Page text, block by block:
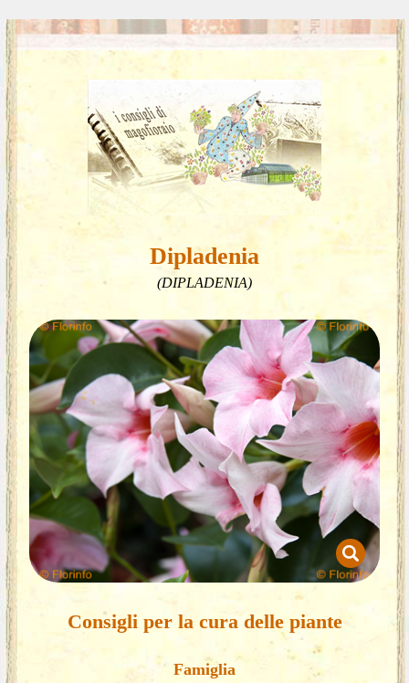
Dipladenia
(DIPLADENIA)
Consigli per la cura delle piante
Famiglia